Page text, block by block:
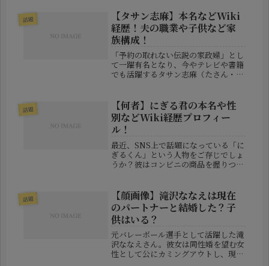
ての経験、海外留学の体験、そして社
会へのまっすぐな眼差しが、政治の
現...
話題
【タサン志麻】本名などWiki
経歴！夫の職業や子供など家
族構成！
「予約の取れない伝説の家政婦」とし
て一躍有名となり、今やテレビや書籍
でも活躍するタサン志麻（たさん・し
うか？今回はそんな志麻さんについ
て、「本名や経歴」「夫の職業」「子
供を...
話題
【何者】にぎる君の本名や性
別などWiki経歴プロフィー
ル！
最近、SNS上で話題になっている「に
ぎるくん」という人物をご存じでしょ
うか？彼はコンビニの商品を握りつぶ
上では批判が殺到しています。一体、
「にぎるくん」とは何者なのか？ ...
話題
【顔画像】滝沢ななえは現在
のパートナーと結婚した？子
供はいる？
元バレーボール選手として活躍した滝
沢ななえさん。彼女は同性婚を望む女
性として公にカミングアウトし、現在